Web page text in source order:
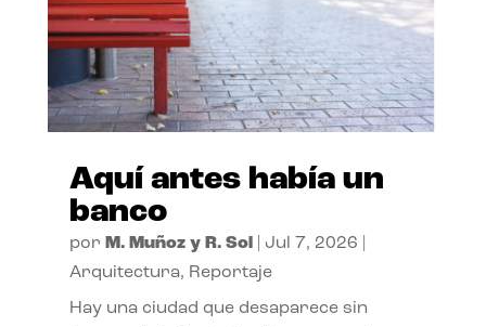
Aquí antes había un
banco
por M. Muñoz y R. Sol Jul 7, 2026
Arquitectura, Reportaje
Hay una ciudad que desaparece sin